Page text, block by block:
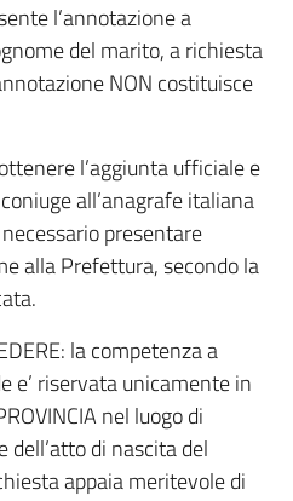
l’annotazione a
del marito, a richiesta
NON costituisce
l’aggiunta ufficiale e
all’anagrafe italiana
presentare
alla Prefettura, secondo la
la competenza a
e’ riservata unicamente in
nel luogo di
dell’atto di nascita del
appaia meritevole di